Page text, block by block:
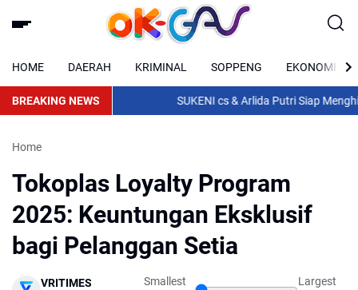
HOME DAERAH KRIMINAL SOPPENG EKONOMI
BREAKING NEWS SUKENI cs & Arlida Putri Siap
Home
Tokoplas Loyalty Program
2025: Keuntungan Eksklusif
bagi Pelanggan Setia
VRITIMES
Smallest
Largest